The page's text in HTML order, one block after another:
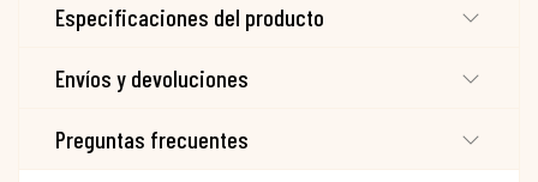
Especificaciones del producto
Envíos y devoluciones
Preguntas frecuentes